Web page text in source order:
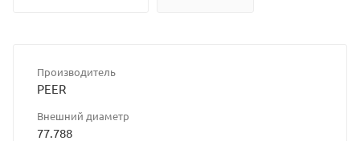
Производитель
PEER
Внешний диаметр
77.788